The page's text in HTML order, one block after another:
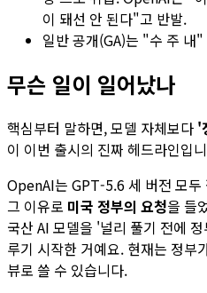
이 돼선 안 된다"고 반발.
일반 공개(GA)는 "수 주 내
무슨 일이 일어났나
핵심부터 말하면, 모델 자체보다 '
이 이번 출시의 진짜 헤드라인입
OpenAI는 GPT-5.6 세 버전 모두
그 이유로 미국 정부의 요청을 들
국산 AI 모델을 '널리 풀기 전에
루기 시작한 거예요. 현재는 정부
뷰로 쓸 수 있습니다.